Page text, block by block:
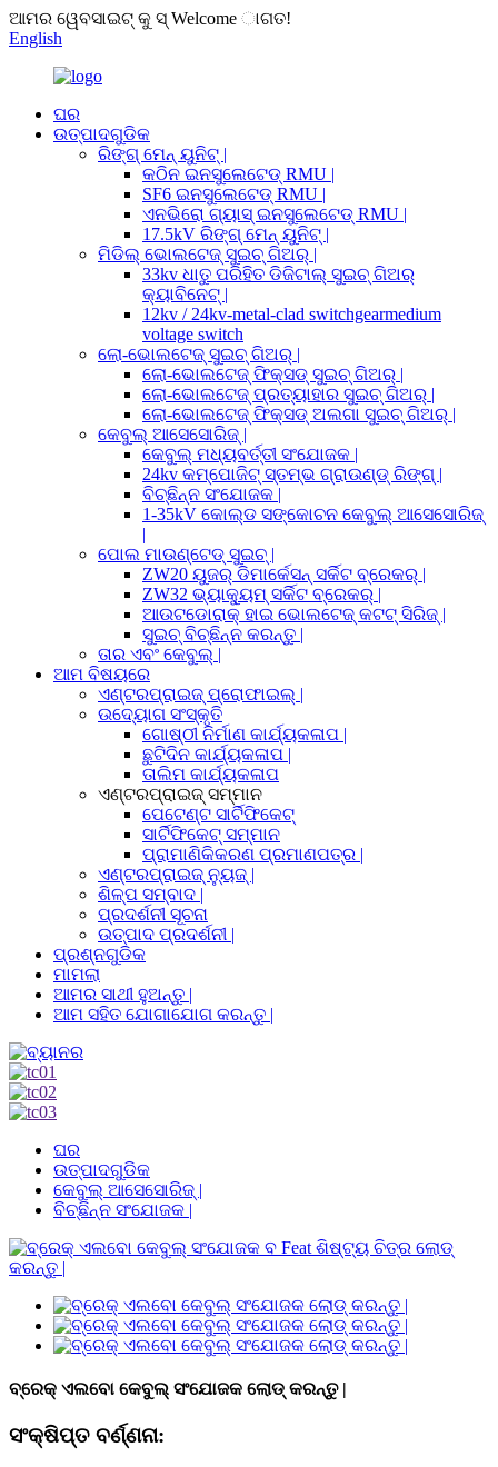
ଆମର ୱେବସାଇଟ୍ କୁ ସ୍ Welcome ାଗତ!
English
ଘର
ଉତ୍ପାଦଗୁଡିକ
ରିଙ୍ଗ୍ ମେନ୍ ୟୁନିଟ୍ |
କଠିନ ଇନସୁଲେଟେଡ୍ RMU |
SF6 ଇନସୁଲେଟେଡ୍ RMU |
ଏନଭିରୋ ଗ୍ୟାସ୍ ଇନସୁଲେଟେଡ୍ RMU |
17.5kV ରିଙ୍ଗ୍ ମେନ୍ ୟୁନିଟ୍ |
ମିଡିଲ୍ ଭୋଲଟେଜ୍ ସୁଇଚ୍ ଗିଅର୍ |
33kv ଧାତୁ ପରିହିତ ଡିଜିଟାଲ୍ ସୁଇଚ୍ ଗିଅର୍
କ୍ୟାବିନେଟ୍ |
12kv / 24kv-metal-clad switchgearmedium
voltage switch
ଲୋ-ଭୋଲଟେଜ୍ ସୁଇଚ୍ ଗିଅର୍ |
ଲୋ-ଭୋଲଟେଜ୍ ଫିକ୍ସଡ୍ ସୁଇଚ୍ ଗିଅର୍ |
ଲୋ-ଭୋଲଟେଜ୍ ପ୍ରତ୍ୟାହାର ସୁଇଚ୍ ଗିଅର୍ |
ଲୋ-ଭୋଲଟେଜ୍ ଫିକ୍ସଡ୍ ଅଲଗା ସୁଇଚ୍ ଗିଅର୍ |
କେବୁଲ୍ ଆସେସୋରିଜ୍ |
କେବୁଲ୍ ମଧ୍ୟବର୍ତ୍ତୀ ସଂଯୋଜକ |
24kv କମ୍ପୋଜିଟ୍ ସ୍ତମ୍ଭ ଗ୍ରାଉଣ୍ଡ୍ ରିଙ୍ଗ୍ |
ବିଚ୍ଛିନ୍ନ ସଂଯୋଜକ |
1-35kV କୋଲ୍ଡ ସଙ୍କୋଚନ କେବୁଲ୍ ଆସେସୋରିଜ୍
|
ପୋଲ ମାଉଣ୍ଟେଡ୍ ସୁଇଚ୍ |
ZW20 ୟୁଜର୍ ଡିମାର୍କେସନ୍ ସର୍କିଟ ବ୍ରେକର୍ |
ZW32 ଭ୍ୟାକ୍ୟୁମ୍ ସର୍କିଟ ବ୍ରେକର୍ |
ଆଉଟଡୋରାକ୍ ହାଇ ଭୋଲଟେଜ୍ କଟଟ୍ ସିରିଜ୍ |
ସୁଇଚ୍ ବିଚ୍ଛିନ୍ନ କରନ୍ତୁ |
ତାର ଏବଂ କେବୁଲ୍ |
ଆମ ବିଷୟରେ
ଏଣ୍ଟରପ୍ରାଇଜ୍ ପ୍ରୋଫାଇଲ୍ |
ଉଦ୍ୟୋଗ ସଂସ୍କୃତି
ଗୋଷ୍ଠୀ ନିର୍ମାଣ କାର୍ଯ୍ୟକଳାପ |
ଛୁଟିଦିନ କାର୍ଯ୍ୟକଳାପ |
ତାଲିମ କାର୍ଯ୍ୟକଳାପ
ଏଣ୍ଟରପ୍ରାଇଜ୍ ସମ୍ମାନ
ପେଟେଣ୍ଟ ସାର୍ଟିଫିକେଟ୍
ସାର୍ଟିଫିକେଟ୍ ସମ୍ମାନ
ପ୍ରାମାଣିକିକରଣ ପ୍ରମାଣପତ୍ର |
ଏଣ୍ଟରପ୍ରାଇଜ୍ ନ୍ୟୁଜ୍ |
ଶିଳ୍ପ ସମ୍ବାଦ |
ପ୍ରଦର୍ଶନୀ ସୂଚନା
ଉତ୍ପାଦ ପ୍ରଦର୍ଶନୀ |
ପ୍ରଶ୍ନଗୁଡିକ
ମାମଲା
ଆମର ସାଥୀ ହୁଅନ୍ତୁ |
ଆମ ସହିତ ଯୋଗାଯୋଗ କରନ୍ତୁ |
ଘର
ଉତ୍ପାଦଗୁଡିକ
କେବୁଲ୍ ଆସେସୋରିଜ୍ |
ବିଚ୍ଛିନ୍ନ ସଂଯୋଜକ |
ବ୍ରେକ୍ ଏଲବୋ କେବୁଲ୍ ସଂଯୋଜକ ଲୋଡ୍ କରନ୍ତୁ |
ସଂକ୍ଷିପ୍ତ ବର୍ଣ୍ଣନା: